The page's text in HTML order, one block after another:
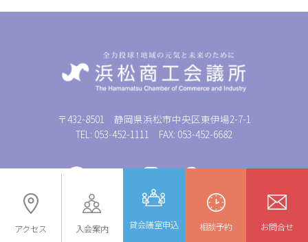
〒432-8501 静岡県浜松市中央区東伊場2-7-1
TEL: 053-452-1111 FAX: 053-452-6682
© 浜松商工会議所
アクセス 入会案内 貸会議室申込 相談予約 お問合せ